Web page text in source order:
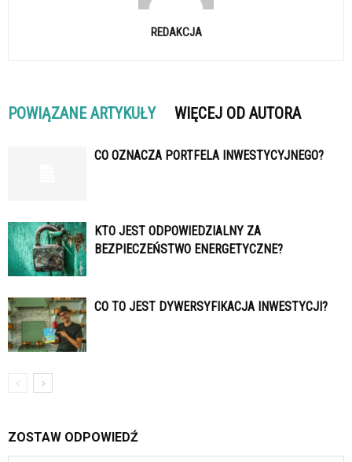
REDAKCJA
POWIĄZANE ARTYKUŁY WIĘCEJ OD AUTORA
CO OZNACZA PORTFELA INWESTYCYJNEGO?
KTO JEST ODPOWIEDZIALNY ZA
BEZPIECZEŃSTWO ENERGETYCZNE?
CO TO JEST DYWERSYFIKACJA INWESTYCJI?
ZOSTAW ODPOWIEDŹ